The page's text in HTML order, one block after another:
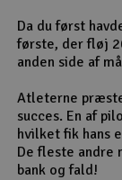
Da du først
første, der fløj
anden side af
Atleterne
succes. En af
hvilket fik hans
De fleste andre
bank og fald!